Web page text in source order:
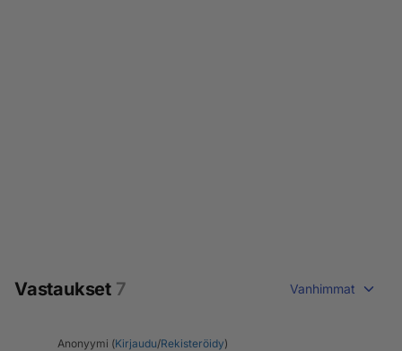
Vastaukset 7 Vanhimmat
Anonyymi (Kirjaudu/Rekisteröidy)